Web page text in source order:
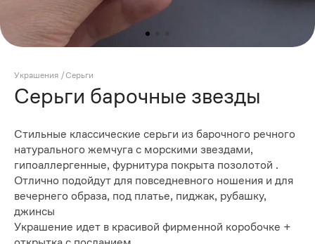
Украшения /Серьги
Серьги барочные звезды
Стильные классические серьги из барочного речного
натурального жемчуга с морскими звездами,
гипоаллергенные, фурнитура покрыта позолотой .
Отлично подойдут для повседневного ношения и для
вечернего образа, под платье, пиджак, рубашку,
джинсы
Украшение идет в красивой фирменной коробочке +